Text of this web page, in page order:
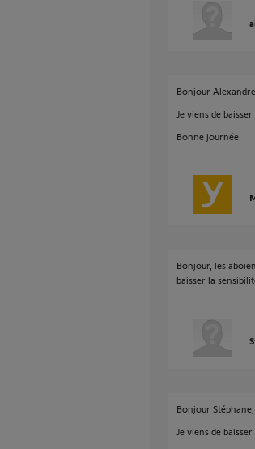
Bonjour Alexandre,
Je viens de
Bonne journée.
Bonjour, les
baisser la
Bonjour Stéphane,
Je viens de